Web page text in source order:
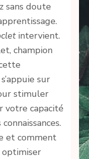
sans doute
intervient.
champion
sur
stimuler
votre capacité
et comment
optimiser